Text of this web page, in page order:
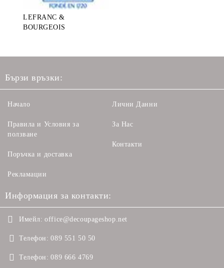
LEFRANC &
BOURGEOIS
Бързи връзки:
Начало
Правила и Условия за
ползване
Поръчка и доставка
Рекламации
Лични Данни
За Нас
Контакти
Информация за контакти:
Имейл: office@decoupageshop.net
Телефон: 089 551 50 50
Телефон: 089 666 4769